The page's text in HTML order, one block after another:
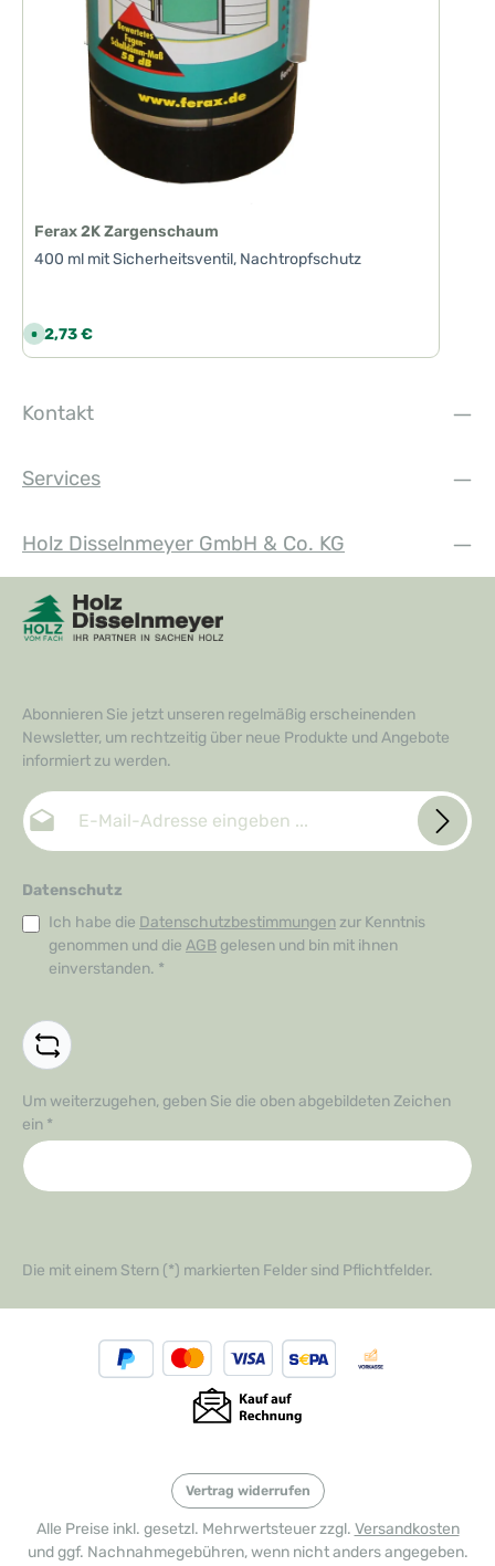
Ferax 2K Zargenschaum
400 ml mit Sicherheitsventil, Nachtropfschutz
Regulärer Preis:
S
o
f
v
g
,
L
e
r
z
e
3
T
a
g
22,73 €
Kontakt
Services
Holz Disselnmeyer GmbH & Co. KG
Abonnieren Sie jetzt unseren regelmäßig erscheinenden
Newsletter, um rechtzeitig über neue Produkte und Angebote
informiert zu werden.
E-Mail-Adresse*
Datenschutz
Ich habe die Datenschutzbestimmungen zur Kenntnis
genommen und die AGB gelesen und bin mit ihnen
einverstanden. *
Um weiterzugehen, geben Sie die oben abgebildeten Zeichen
ein *
Die mit einem Stern (*) markierten Felder sind Pflichtfelder.
Vertrag widerrufen
Alle Preise inkl. gesetzl. Mehrwertsteuer zzgl. Versandkosten
und ggf. Nachnahmegebühren, wenn nicht anders angegeben.